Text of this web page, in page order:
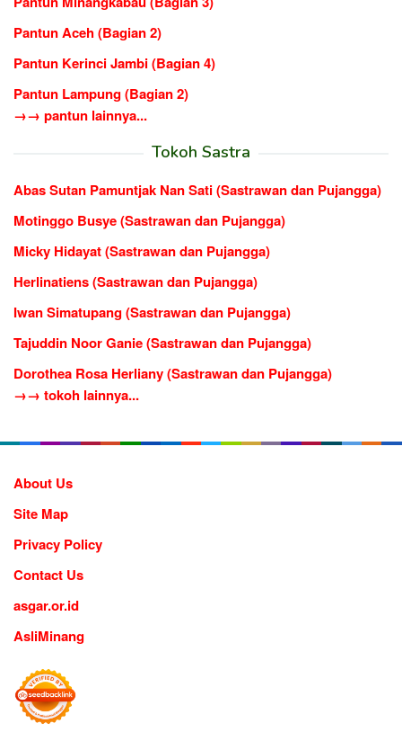
Pantun Aceh (Bagian 2)
Pantun Kerinci Jambi (Bagian 4)
Pantun Lampung (Bagian 2)
→→ pantun lainnya...
Tokoh Sastra
Abas Sutan Pamuntjak Nan Sati (Sastrawan dan Pujangga)
Motinggo Busye (Sastrawan dan Pujangga)
Micky Hidayat (Sastrawan dan Pujangga)
Herlinatiens (Sastrawan dan Pujangga)
Iwan Simatupang (Sastrawan dan Pujangga)
Tajuddin Noor Ganie (Sastrawan dan Pujangga)
Dorothea Rosa Herliany (Sastrawan dan Pujangga)
→→ tokoh lainnya...
About Us
Site Map
Privacy Policy
Contact Us
asgar.or.id
AsliMinang